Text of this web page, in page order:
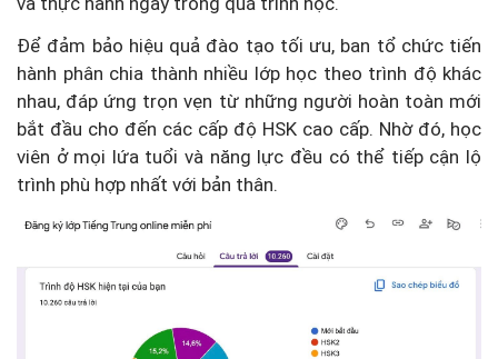
Để đảm bảo hiệu quả đào tạo tối ưu, ban tổ chức tiến
hành phân chia thành nhiều lớp học theo trình độ khác
nhau, đáp ứng trọn vẹn từ những người hoàn toàn mới
bắt đầu cho đến các cấp độ HSK cao cấp. Nhờ đó, học
viên ở mọi lứa tuổi và năng lực đều có thể tiếp cận lộ
trình phù hợp nhất với bản thân.